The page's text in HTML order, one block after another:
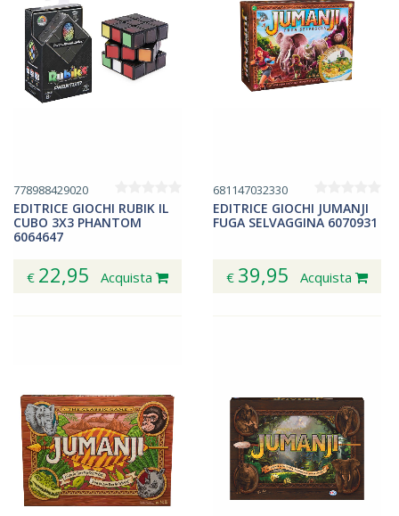
778988429020
EDITRICE GIOCHI RUBIK IL
CUBO 3X3 PHANTOM
6064647
€ 22,95 Acquista
681147032330
EDITRICE GIOCHI JUMANJI
FUGA SELVAGGINA 6070931
€ 39,95 Acquista